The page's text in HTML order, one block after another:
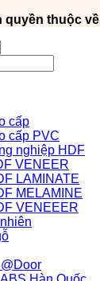
quyền thuộc về
cấp
cấp PVC
nghiệp HDF
VENEER
LAMINATE
MELAMINE
VENEEER